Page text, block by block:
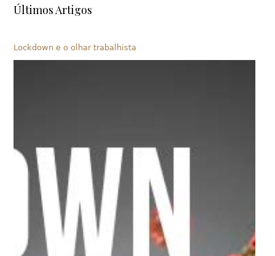
Últimos Artigos
Lockdown e o olhar trabalhista